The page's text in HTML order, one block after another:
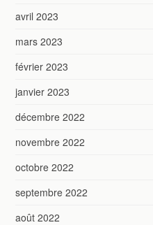
avril 2023
mars 2023
février 2023
janvier 2023
décembre 2022
novembre 2022
octobre 2022
septembre 2022
août 2022